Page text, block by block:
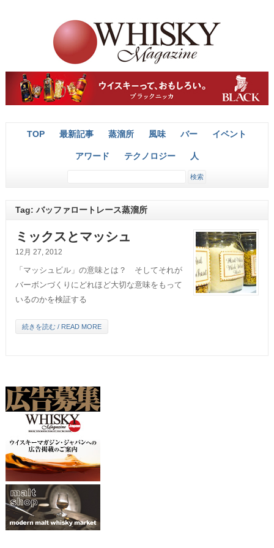
TOP 最新記事 蒸溜所 風味 バー イベント
アワード テクノロジー 人
Tag: バッファロートレース蒸溜所
ミックスとマッシュ
12月 27, 2012
「マッシュビル」の意味とは？ そしてそれが
バーボンづくりにどれほど大切な意味をもって
いるのかを検証する
続きを読む / READ MORE